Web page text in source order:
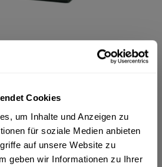
Cookies
um Inhalte und Anzeigen zu
für soziale Medien anbieten
auf unsere Website zu
geben wir Informationen zu Ihrer
In den Warenkorb
Hinzugefügt